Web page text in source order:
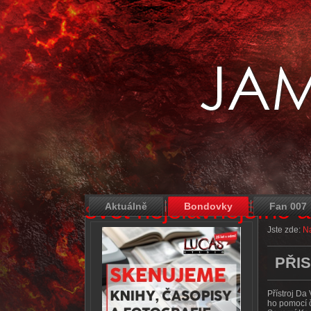
svět nejslavnějšího
Aktuálně Bondovky Fan 007
Jste zde:
Přístroj Da
ho pomocí